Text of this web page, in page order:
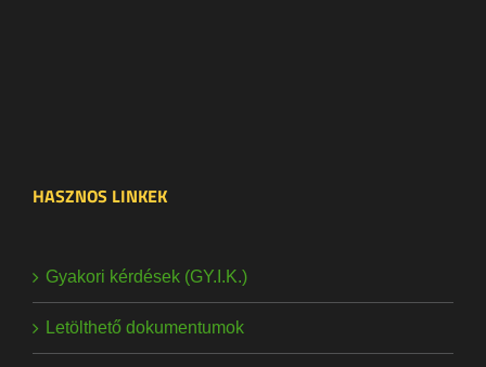
HASZNOS LINKEK
Gyakori kérdések (GY.I.K.)
Letölthető dokumentumok